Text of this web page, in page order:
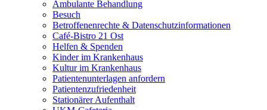
Ambulante Behandlung
Besuch
Betroffenenrechte & Datenschutzinformationen
Café-Bistro 21 Ost
Helfen & Spenden
Kinder im Krankenhaus
Kultur im Krankenhaus
Patientenunterlagen anfordern
Patientenzufriedenheit
Stationärer Aufenthalt